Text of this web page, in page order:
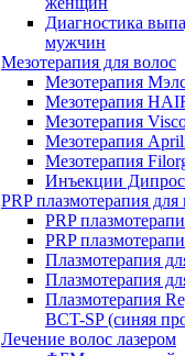
Диагностика
мужчин
Мезотерапия для волос
Мезотерапия
Мезотерапия
Мезотерапия
Мезотерапия
Мезотерапия
Инъекции
PRP плазмотерапия для
PRP
PRP
Плазмотерапия
Плазмотерапия
Плазмотерапия
BCT-SP (синяя
Лечение волос лазером